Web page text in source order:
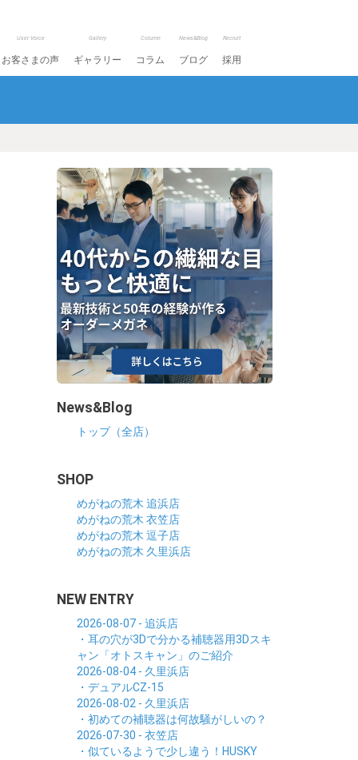
User Voice
お客さまの声
Gallery
ギャラリー
Column
コラム
News&Blog
ブログ
Recruit
採用
News&Blog
トップ（全店）
SHOP
めがねの荒木 追浜店
めがねの荒木 衣笠店
めがねの荒木 逗子店
めがねの荒木 久里浜店
NEW ENTRY
2026-08-07 - 追浜店
・耳の穴が3Dで分かる補聴器用3Dスキ
ャン「オトスキャン」のご紹介
2026-08-04 - 久里浜店
・デュアルCZ-15
2026-08-02 - 久里浜店
・初めての補聴器は何故騒がしいの？
2026-07-30 - 衣笠店
・似ているようで少し違う！HUSKY